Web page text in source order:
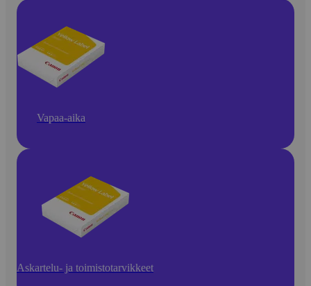
Vapaa-aika
Askartelu- ja toimistotarvikkeet